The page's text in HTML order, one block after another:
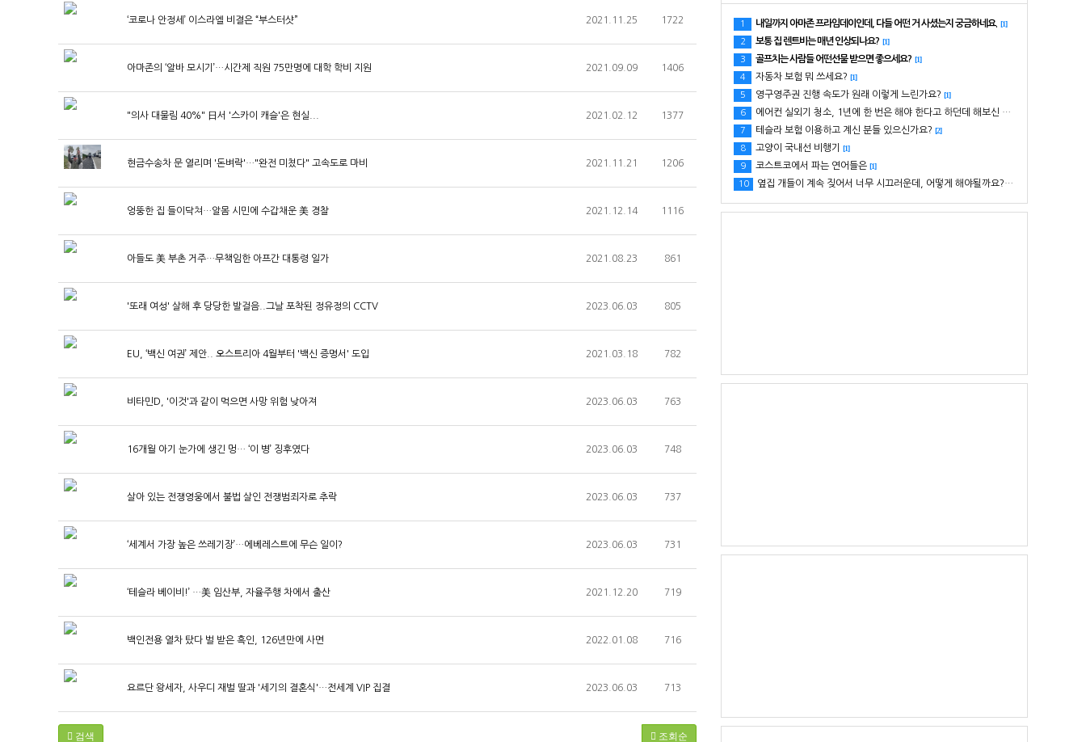
‘코로나 안정세’ 이스라엘 비결은 “부스터샷” 2021.11.25 1722
아마존의 ‘알바 모시기’…시간제 직원 75만명에 대학 학비 지원 2021.09.09 1406
"의사 대물림 40%" 日서 '스카이 캐슬'은 현실... 2021.02.12 1377
현금수송차 문 열리며 '돈벼락'…"완전 미쳤다" 고속도로 마비 2021.11.21 1206
엉뚱한 집 들이닥쳐…알몸 시민에 수갑채운 美 경찰 2021.12.14 1116
아들도 美 부촌 거주…무책임한 아프간 대통령 일가 2021.08.23 861
'또래 여성' 살해 후 당당한 발걸음..그날 포착된 정유정의 CCTV 2023.06.03 805
EU, ‘백신 여권’ 제안.. 오스트리아 4월부터 '백신 증명서' 도입 2021.03.18 782
비타민D, '이것'과 같이 먹으면 사망 위험 낮아져 2023.06.03 763
16개월 아기 눈가에 생긴 멍… ‘이 병’ 징후였다 2023.06.03 748
살아 있는 전쟁영웅에서 불법 살인 전쟁범죄자로 추락 2023.06.03 737
‘세계서 가장 높은 쓰레기장’…에베레스트에 무슨 일이? 2023.06.03 731
‘테슬라 베이비!’ …美 임산부, 자율주행 차에서 출산 2021.12.20 719
백인전용 열차 탔다 벌 받은 흑인, 126년만에 사면 2022.01.08 716
요르단 왕세자, 사우디 재벌 딸과 '세기의 결혼식'…전세계 VIP 집결 2023.06.03 713
조회순
검색
1 내일까지 아마존 프라임데이인데, 다들 어떤 거 사셨는지 궁금하네요. [1]
2
보통 집 렌트비는 매년 인상되나요? [1]
3
골프치는 사람들 어떤선물 받으면 좋으세요? [1]
4
자동차 보험 뭐 쓰세요? [1]
5
영구영주권 진행 속도가 원래 이렇게 느린가요? [1]
6
에어컨 실외기 청소, 1년에 한 번은 해야 한다고 하던데 해보신 분 있으세요?
7
테슬라 보험 이용하고 계신 분들 있으신가요? [2]
8
고양이 국내선 비행기
[1]
9
코스트코에서 파는 연어들은 [1]
10
옆집 개들이 계속 짖어서 너무 시끄러운데, 어떻게 해야될까요? ㅠㅠ